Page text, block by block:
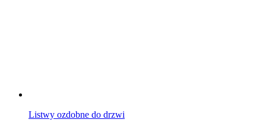
Listwy ozdobne do drzwi